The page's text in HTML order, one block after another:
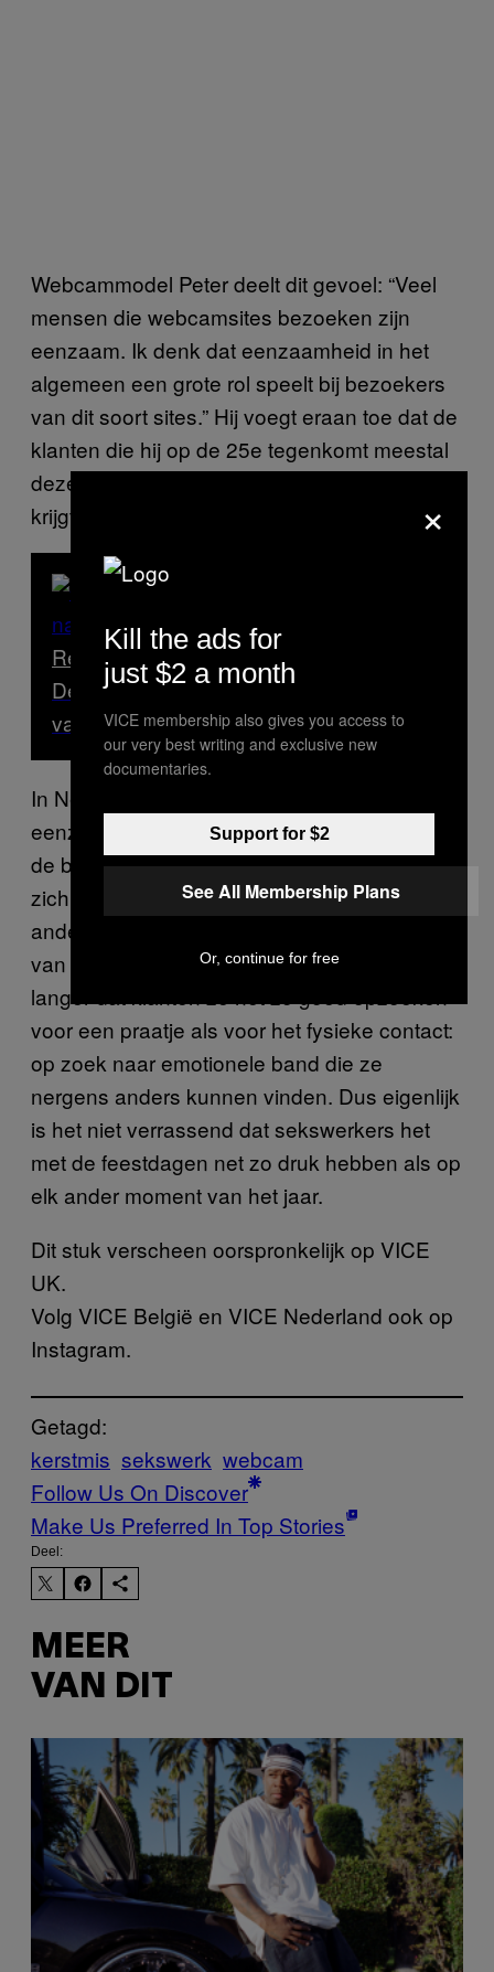
Webcammodel Peter deelt dit gevoel: “Veel
mensen die webcamsites bezoeken zijn
eenzaam. Ik denk dat eenzaamheid in het
algemeen een grote rol speelt bij bezoekers
van dit soort sites.” Hij voegt eraan toe dat de
klanten die hij op de 25e tegenkomt meestal
dezelfde zijn als die hij de rest van het jaar
krijgt.
Read Next
De vragen die ik nooit meer wil horen
van mijn webcamklanten
In Nederland
eenzaam tijdens kerst. Zestien procent van
de bevolking in het Verenigd Koninkrijk zegt
zich tijdens kerst eenzamer te voelen dan op
andere dagen van het jaar. En sekswerkers,
van webcammers tot escorts, zeggen al veel
langer dat klanten ze net zo goed opzoeken
voor een praatje als voor het fysieke contact:
op zoek naar emotionele band die ze
nergens anders kunnen vinden. Dus eigenlijk
is het niet verrassend dat sekswerkers het
met de feestdagen net zo druk hebben als op
elk ander moment van het jaar.
Dit stuk verscheen oorspronkelijk op VICE
UK.
Volg VICE België en VICE Nederland ook op
Instagram.
Getagd:
kerstmis sekswerk webcam
Follow Us On Discover
Make Us Preferred In Top Stories
Deel:
MEER
VAN DIT
×
Kill the ads for
just $2 a month
VICE membership also gives you access to
our very best writing and exclusive new
documentaries.
Support for $2
See All Membership Plans
Or, continue for free